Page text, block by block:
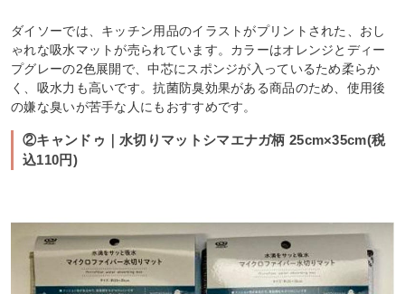
ダイソーでは、キッチン用品のイラストがプリントされた、おし
ゃれな吸水マットが売られています。カラーはオレンジとディー
プグレーの2色展開で、中芯にスポンジが入っているため柔らか
く、吸水力も高いです。抗菌防臭効果がある商品のため、使用後
の嫌な臭いが苦手な人にもおすすめです。
②キャンドゥ｜水切りマットシマエナガ柄 25cm×35cm(税
込110円)